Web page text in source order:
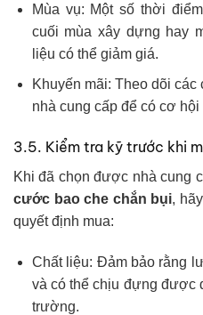
Mùa vụ: Một số thời
cuối mùa xây dựng hay
liệu có thể giảm giá.
Khuyến mãi: Theo dõi
nhà cung cấp để có cơ
3.5. Kiểm tra kỹ trước khi
Khi đã chọn được nhà cung
cước bao che chắn bụi,
quyết định mua:
Chất liệu: Đảm bảo rằng
và có thể chịu đựng được
trường.